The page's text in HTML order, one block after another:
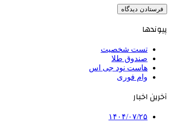
پیوندها
تست شخصیت
صندوق طلا
هاست نود جی اس
وام فوری
آخرین اخبار
۱۴۰۴/۰۷/۲۵